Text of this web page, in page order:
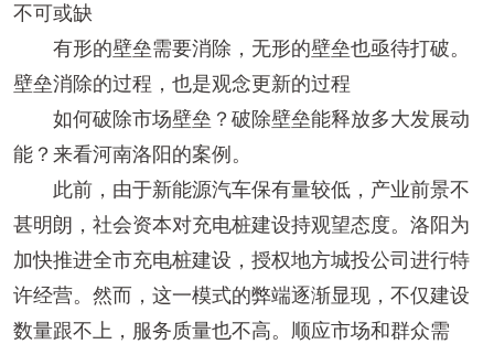
不可或缺
有形的壁垒需要消除，无形的壁垒也亟待打破。
壁垒消除的过程，也是观念更新的过程
如何破除市场壁垒？破除壁垒能释放多大发展动
能？来看河南洛阳的案例。
此前，由于新能源汽车保有量较低，产业前景不
甚明朗，社会资本对充电桩建设持观望态度。洛阳为
加快推进全市充电桩建设，授权地方城投公司进行特
许经营。然而，这一模式的弊端逐渐显现，不仅建设
数量跟不上，服务质量也不高。顺应市场和群众需